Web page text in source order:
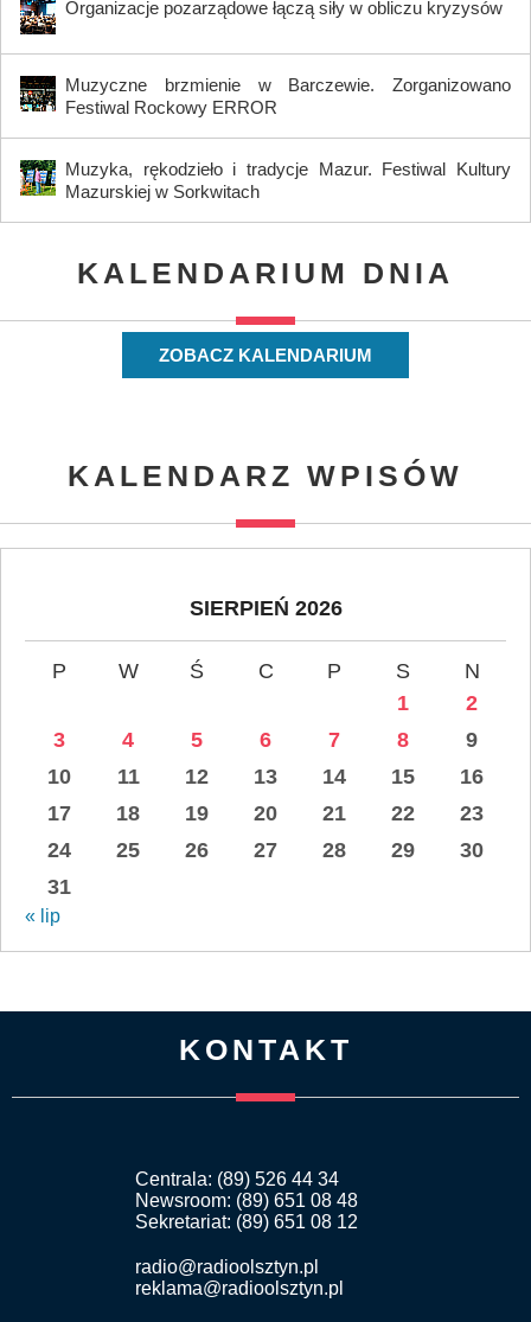
Organizacje pozarządowe łączą siły w obliczu kryzysów
Muzyczne brzmienie w Barczewie. Zorganizowano
Festiwal Rockowy ERROR
Muzyka, rękodzieło i tradycje Mazur. Festiwal Kultury
Mazurskiej w Sorkwitach
KALENDARIUM DNIA
ZOBACZ KALENDARIUM
KALENDARZ WPISÓW
SIERPIEŃ 2026
P W Ś C P S
N
1
2
3
4 5 6 7 8
9
10
11 12 13 14 15
16
17
18 19 20 21 22
23
24
25 26 27 28 29
30
31
« lip
KONTAKT
Centrala: (89) 526 44 34
Newsroom: (89) 651 08 48
Sekretariat: (89) 651 08 12
radio@radioolsztyn.pl
reklama@radioolsztyn.pl